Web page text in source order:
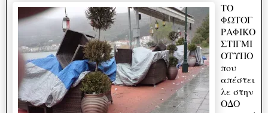
ΤO
ΦΩΤΟΓ
ΡΑΦΙΚO
ΣΤΙΓΜΙ
ΟΤΥΠO
που
απέστει
λε στην
ΟΔΟ